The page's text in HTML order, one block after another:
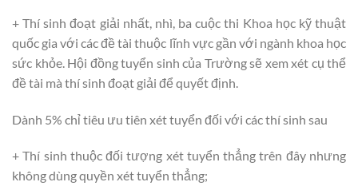
+ Thí sinh đoạt giải nhất, nhì, ba cuộc thi Khoa học kỹ thuật
quốc gia với các đề tài thuộc lĩnh vực gần với ngành khoa học
sức khỏe. Hội đồng tuyển sinh của Trường sẽ xem xét cụ thể
đề tài mà thí sinh đoạt giải để quyết định.
Dành 5% chỉ tiêu ưu tiên xét tuyển đối với các thí sinh sau
+ Thí sinh thuộc đối tượng xét tuyển thẳng trên đây nhưng
không dùng quyền xét tuyển thẳng;